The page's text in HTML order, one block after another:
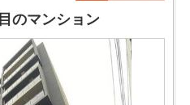
のマンション